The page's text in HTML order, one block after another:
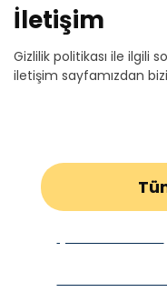
İletişim
Gizlilik politikası ile ilgili
iletişim sayfamızdan